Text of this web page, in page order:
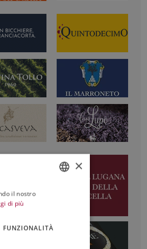
×
il nostro
di più
FUNZIONALITÀ